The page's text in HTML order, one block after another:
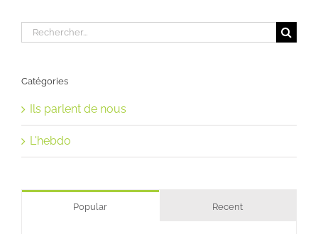
Rechercher:
Catégories
Ils parlent de nous
L'hebdo
Popular Recent